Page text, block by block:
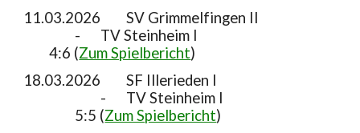
11.03.2026
SV Grimmelfingen II
-
TV Steinheim I
4:6 (Zum Spielbericht)
18.03.2026
SF Illerieden I
-
TV Steinheim I
5:5 (Zum Spielbericht)